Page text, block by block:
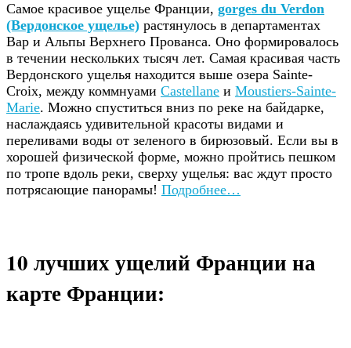
Самое красивое ущелье Франции, gorges du Verdon
(Вердонское ущелье) растянулось в департаментах
Вар и Альпы Верхнего Прованса. Оно формировалось
в течении нескольких тысяч лет. Самая красивая часть
Вердонского ущелья находится выше озера Sainte-
Croix, между коммнуами Castellane и Moustiers-Sainte-
Marie. Можно спуститься вниз по реке на байдарке,
наслаждаясь удивительной красоты видами и
переливами воды от зеленого в бирюзовый. Если вы в
хорошей физической форме, можно пройтись пешком
по тропе вдоль реки, сверху ущелья: вас ждут просто
потрясающие панорамы! Подробнее…
10 лучших ущелий Франции на
карте Франции: